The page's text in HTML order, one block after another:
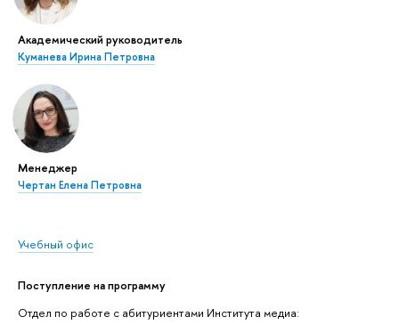
Академический руководитель
Куманева Ирина Петровна
Менеджер
Чертан Елена Петровна
Учебный офис
Поступление на программу
Отдел по работе с абитуриентами Института медиа: